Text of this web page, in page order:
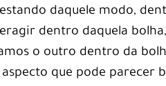
daquele modo,
dentro daquela
o outro dentro da
aspecto que pode parecer